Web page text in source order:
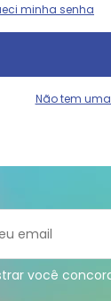
minha senha
Não tem
você